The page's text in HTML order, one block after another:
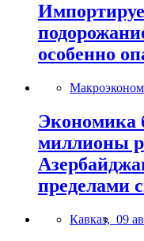
особенно
Экономика
миллионы
пределами
Кавказ, 09